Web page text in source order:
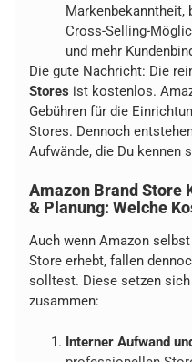
Markenbekanntheit,
Cross-Selling-
und mehr
Die gute Nachricht: Die
Stores ist kostenlos.
Gebühren für die
Stores. Dennoch
Aufwände, die Du kennen
Amazon Brand Store
& Planung: Welche
Auch wenn Amazon
Store erhebt, fallen
solltest. Diese setzen
zusammen:
Interner Aufwand